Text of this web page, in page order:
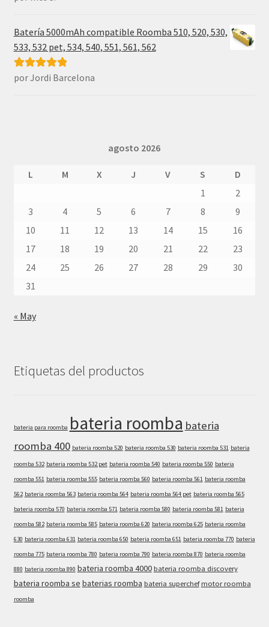
Batería 5000mAh compatible Roomba 510, 520, 530,
533, 532 pet, 534, 540, 551, 561, 562
Valorado con
por Jordi Barcelona
agosto 2026
L M X J V S
D
1
2
3
4 5 6 7 8
9
10
11 12 13 14 15
16
17
18 19 20 21 22
23
24
25 26 27 28 29
30
31
« May
Etiquetas del productos
bateria para roomba bateria roomba bateria
roomba 400 bateria roomba 520 bateria roomba 530 bateria roomba 531 bateria
roomba 532 bateria roomba 532 pet bateria roomba 540 bateria roomba 550 bateria
roomba 551 bateria roomba 555 bateria roomba 560 bateria roomba 561 bateria roomba
562 bateria roomba 563 bateria roomba 564 bateria roomba 564 pet bateria roomba 565
bateria roomba 570 bateria roomba 571 bateria roomba 580 bateria roomba 581 bateria
roomba 582 bateria roomba 585 bateria roomba 620 bateria roomba 625 bateria roomba
630 bateria roomba 631 bateria roomba 650 bateria roomba 651 bateria roomba 770 bateria
roomba 775 bateria roomba 780 bateria roomba 790 bateria roomba 870 bateria roomba
880 bateria roomba 890 bateria roomba 4000 bateria roomba discovery
bateria roomba se baterias roomba bateria superchef motor roomba
roomba